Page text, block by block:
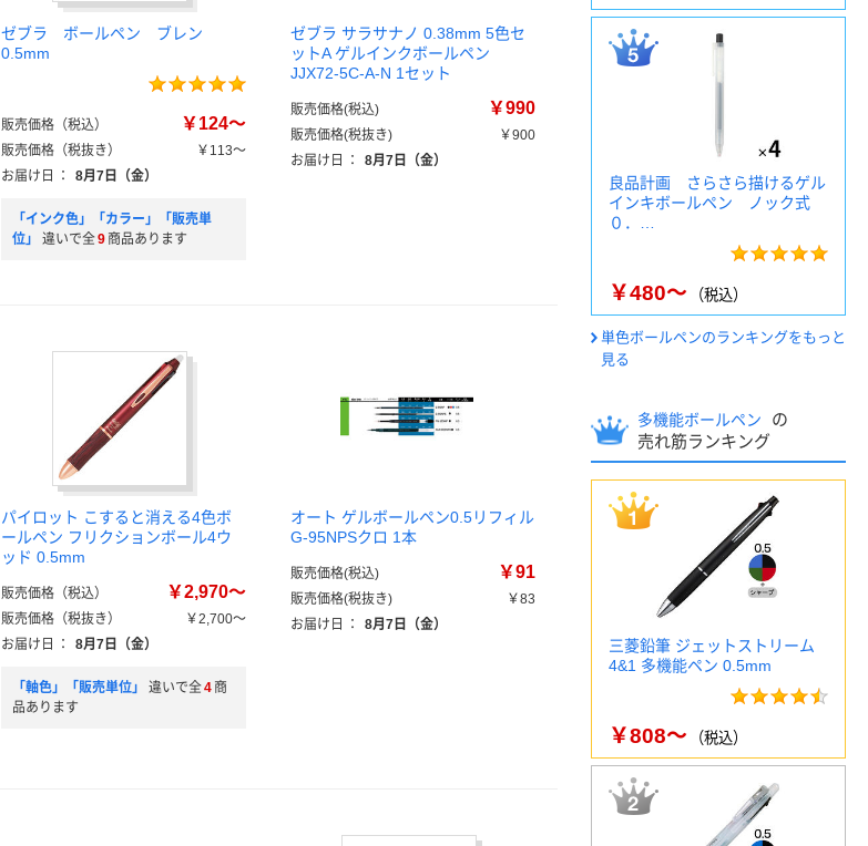
ゼブラ ボールペン ブレン
0.5mm
販売価格（税込） ￥124～
販売価格（税抜き）
￥113～
お届け日
： 8月7日（金）
「インク色」「カラー」「販売単
位」
違いで全9 商品あります
ゼブラ サラサナノ 0.38mm 5色セ
ットA ゲルインクボールペン
JJX72-5C-A-N 1セット
販売価格(税込) ￥990
販売価格(税抜き)
￥900
お届け日
： 8月7日（金）
パイロット こすると消える4色ボ
ールペン フリクションボール4ウ
ッド 0.5mm
販売価格（税込） ￥2,970～
販売価格（税抜き）
￥2,700～
お届け日
： 8月7日（金）
「軸色」「販売単位」 違いで全4 商
品あります
オート ゲルボールペン0.5リフィル
G-95NPSクロ 1本
販売価格(税込) ￥91
販売価格(税抜き)
￥83
お届け日
： 8月7日（金）
良品計画 さらさら描けるゲル
インキボールペン ノック式
０．…
￥480～ （税込）
単色ボールペンのランキングをもっと
見る
多機能ボールペン
の
売れ筋ランキング
三菱鉛筆 ジェットストリーム
4&1 多機能ペン 0.5mm
￥808～ （税込）